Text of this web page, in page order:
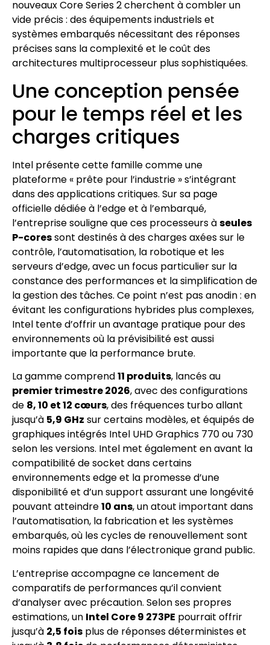
nouveaux Core Series 2 cherchent à combler un
vide précis : des équipements industriels et
systèmes embarqués nécessitant des réponses
précises sans la complexité et le coût des
architectures multiprocesseur plus sophistiquées.
Une conception pensée
pour le temps réel et les
charges critiques
Intel présente cette famille comme une
plateforme « prête pour l’industrie » s’intégrant
dans des applications critiques. Sur sa page
officielle dédiée à l’edge et à l’embarqué,
l’entreprise souligne que ces processeurs àseules
P-coressont destinés à des charges axées sur le
contrôle, l’automatisation, la robotique et les
serveurs d’edge, avec un focus particulier sur la
constance des performances et la simplification de
la gestion des tâches. Ce point n’est pas anodin : en
évitant les configurations hybrides plus complexes,
Intel tente d’offrir un avantage pratique pour des
environnements où la prévisibilité est aussi
importante que la performance brute.
La gamme comprend11 produits, lancés au
premier trimestre 2026, avec des configurations
de 8, 10 et 12 cœurs, des fréquences turbo allant
jusqu’à 5,9 GHz sur certains modèles, et équipés de
graphiques intégrés Intel UHD Graphics 770 ou 730
selon les versions. Intel met également en avant la
compatibilité de socket dans certains
environnements edge et la promesse d’une
disponibilité et d’un support assurant une longévité
pouvant atteindre10 ans, un atout important dans
l’automatisation, la fabrication et les systèmes
embarqués, où les cycles de renouvellement sont
moins rapides que dans l’électronique grand public.
L’entreprise accompagne ce lancement de
comparatifs de performances qu’il convient
d’analyser avec précaution. Selon ses propres
estimations, un Intel Core 9 273PE pourrait offrir
jusqu’à 2,5 fois plus de réponses déterministes et